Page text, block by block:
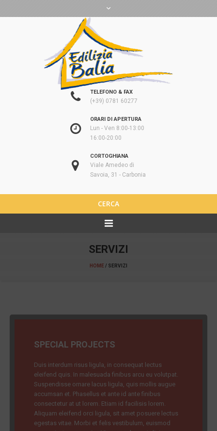
TELEFONO & FAX
(+39) 0781 60277
ORARI DI APERTURA
Lun - Ven 8:00-13:00
16:00-20:00
CORTOGHIANA
Viale Amedeo di
Savoia, 31 - Carbonia
CERCA
SERVIZI
HOME/ SERVIZI
SPECIAL PROJECTS
Duis interdum risus ligula, in consequat lectus
eleifend quis. In malesuada finibus arcu eu volutpat.
Suspendisse ornare lacus ligula, quis mollis augue
accumsan et. Phasellus et ante id ante finibus
consectetur at ut lorem. Etiam id facilisis lorem.
Aliquam eleifend orci ligula, sit amet posuere lectus
egestas vitae. Morbi et felis vestibulum, euismod